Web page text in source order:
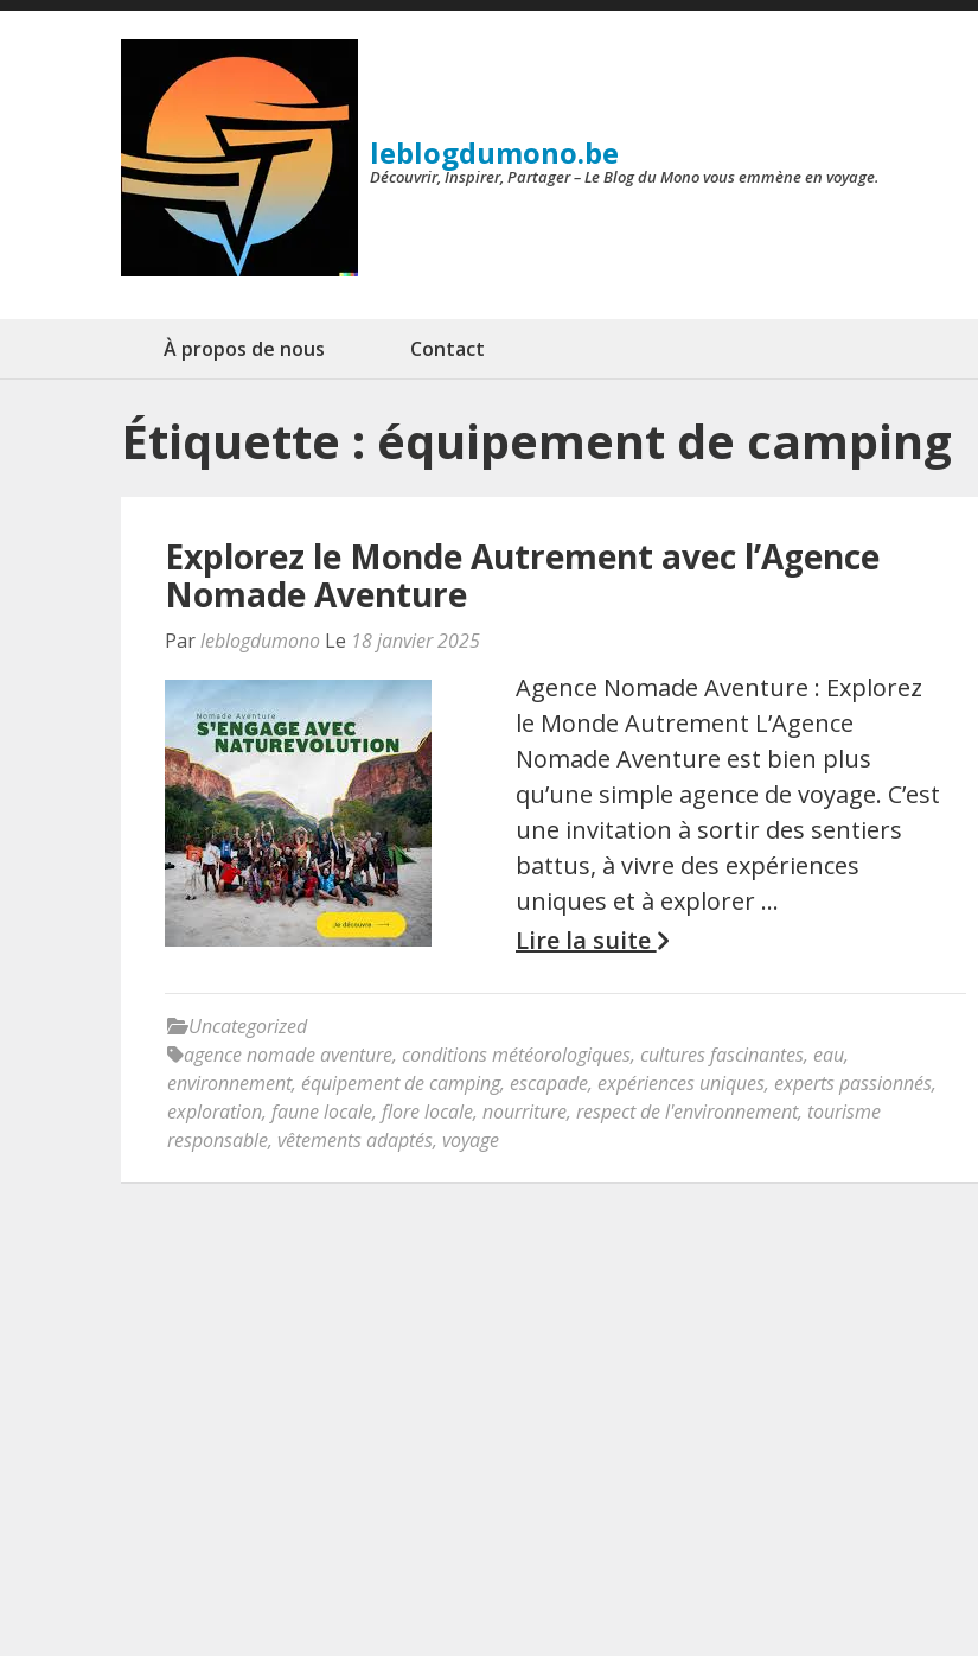
Aller
leblogdumono.be
Découvrir, Inspirer, Partager – Le Blog du Mono vous emmène en voyage.
À propos de nous Contact
Étiquette : équipement de camping
Explorez le Monde Autrement avec l’Agence
Nomade Aventure
Parleblogdumono Le 18 janvier 2025
Agence Nomade Aventure : Explorez
le Monde Autrement L’Agence
Nomade Aventure est bien plus
qu’une simple agence de voyage. C’est
une invitation à sortir des sentiers
battus, à vivre des expériences
uniques et à explorer …
Lire la suite
Uncategorized
agence nomade aventure, conditions météorologiques, cultures fascinantes, eau,
environnement, équipement de camping, escapade, expériences uniques, experts passionnés,
exploration, faune locale, flore locale, nourriture, respect de l'environnement, tourisme
responsable, vêtements adaptés, voyage